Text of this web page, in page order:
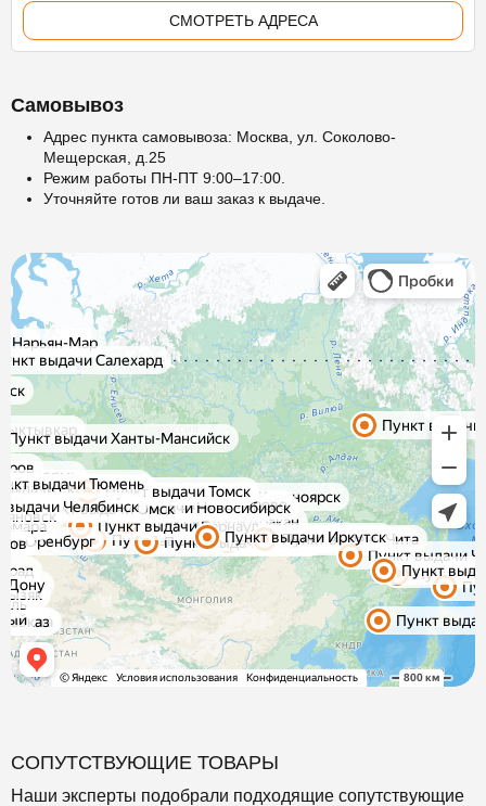
СМОТРЕТЬ АДРЕСА
Самовывоз
Адрес пункта самовывоза: Москва, ул. Соколово-
Мещерская, д.25
Режим работы ПН-ПТ 9:00–17:00.
Уточняйте готов ли ваш заказ к выдаче.
СОПУТСТВУЮЩИЕ ТОВАРЫ
Наши эксперты подобрали подходящие сопутствующие